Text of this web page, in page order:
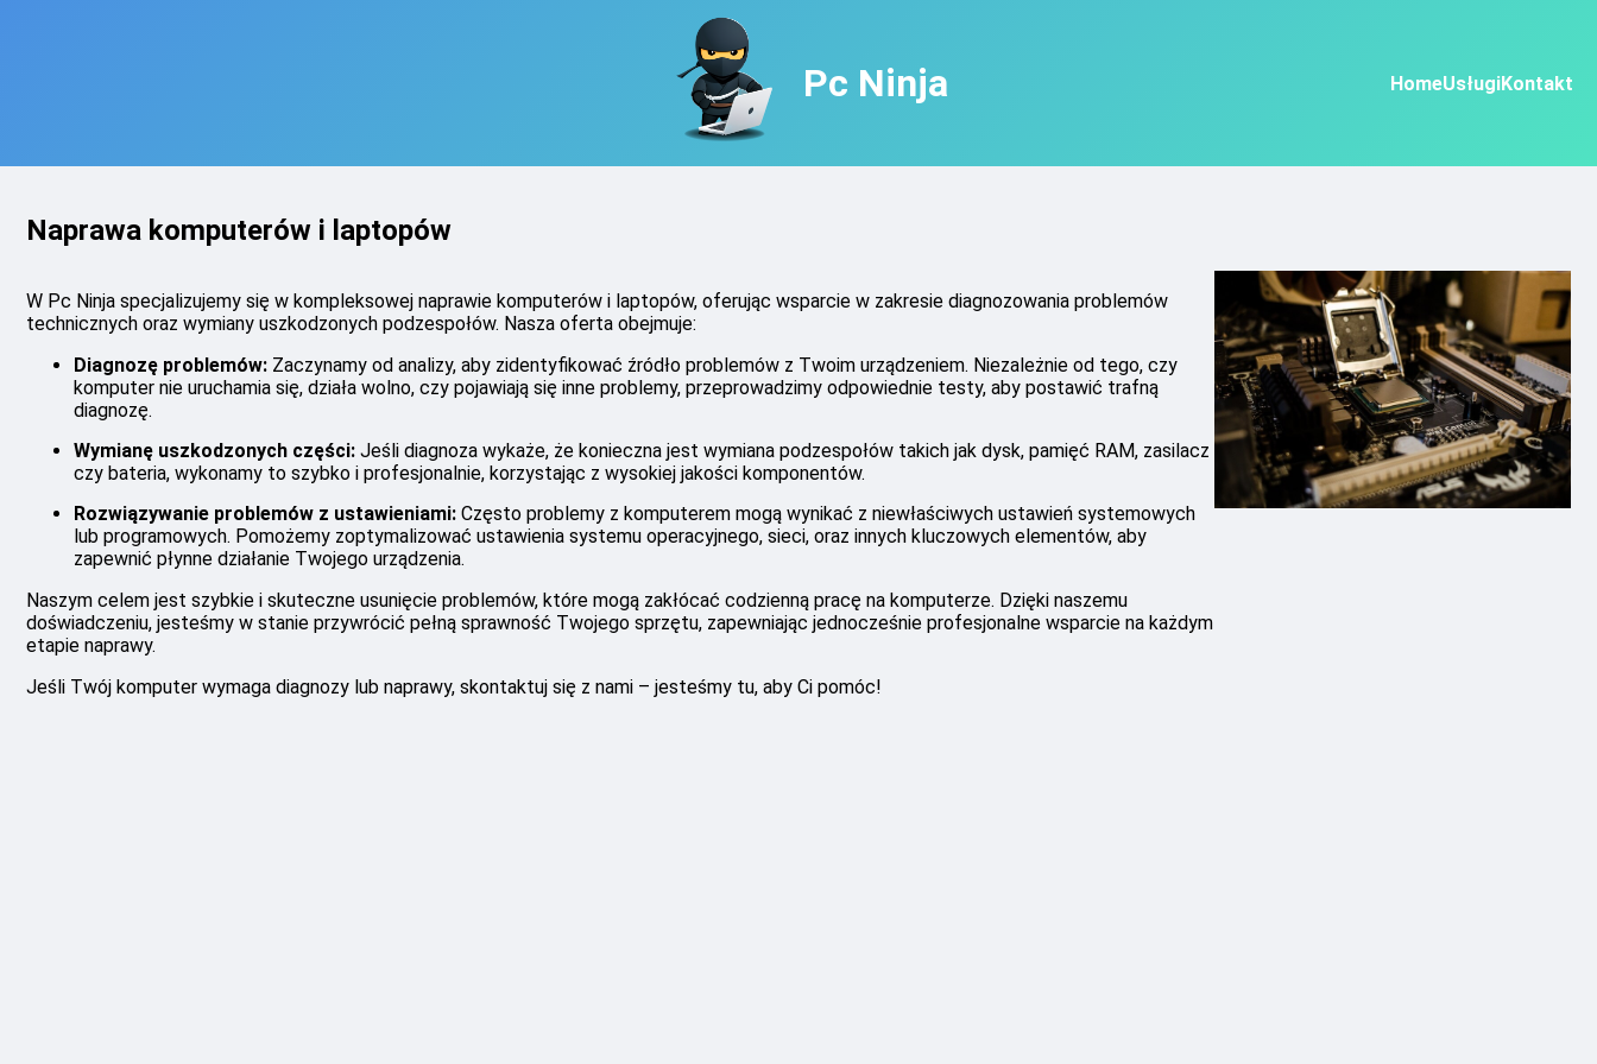
Pc Ninja HomeUsługiKontakt
Naprawa komputerów i laptopów
W Pc Ninja specjalizujemy się w kompleksowej naprawie komputerów i laptopów, oferując wsparcie w zakresie diagnozowania problemów
technicznych oraz wymiany uszkodzonych podzespołów. Nasza oferta obejmuje:
Diagnozę problemów: Zaczynamy od analizy, aby zidentyfikować źródło problemów z Twoim urządzeniem. Niezależnie od tego, czy
komputer nie uruchamia się, działa wolno, czy pojawiają się inne problemy, przeprowadzimy odpowiednie testy, aby postawić trafną
diagnozę.
Wymianę uszkodzonych części: Jeśli diagnoza wykaże, że konieczna jest wymiana podzespołów takich jak dysk, pamięć RAM, zasilacz
czy bateria, wykonamy to szybko i profesjonalnie, korzystając z wysokiej jakości komponentów.
Rozwiązywanie problemów z ustawieniami: Często problemy z komputerem mogą wynikać z niewłaściwych ustawień systemowych
lub programowych. Pomożemy zoptymalizować ustawienia systemu operacyjnego, sieci, oraz innych kluczowych elementów, aby
zapewnić płynne działanie Twojego urządzenia.
Naszym celem jest szybkie i skuteczne usunięcie problemów, które mogą zakłócać codzienną pracę na komputerze. Dzięki naszemu
doświadczeniu, jesteśmy w stanie przywrócić pełną sprawność Twojego sprzętu, zapewniając jednocześnie profesjonalne wsparcie na każdym
etapie naprawy.
Jeśli Twój komputer wymaga diagnozy lub naprawy, skontaktuj się z nami – jesteśmy tu, aby Ci pomóc!